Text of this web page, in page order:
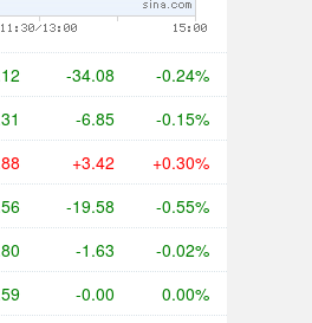
-34.08 -0.24%
-6.85 -0.15%
+3.42 +0.30%
-19.58 -0.55%
-1.63 -0.02%
-0.00 0.00%